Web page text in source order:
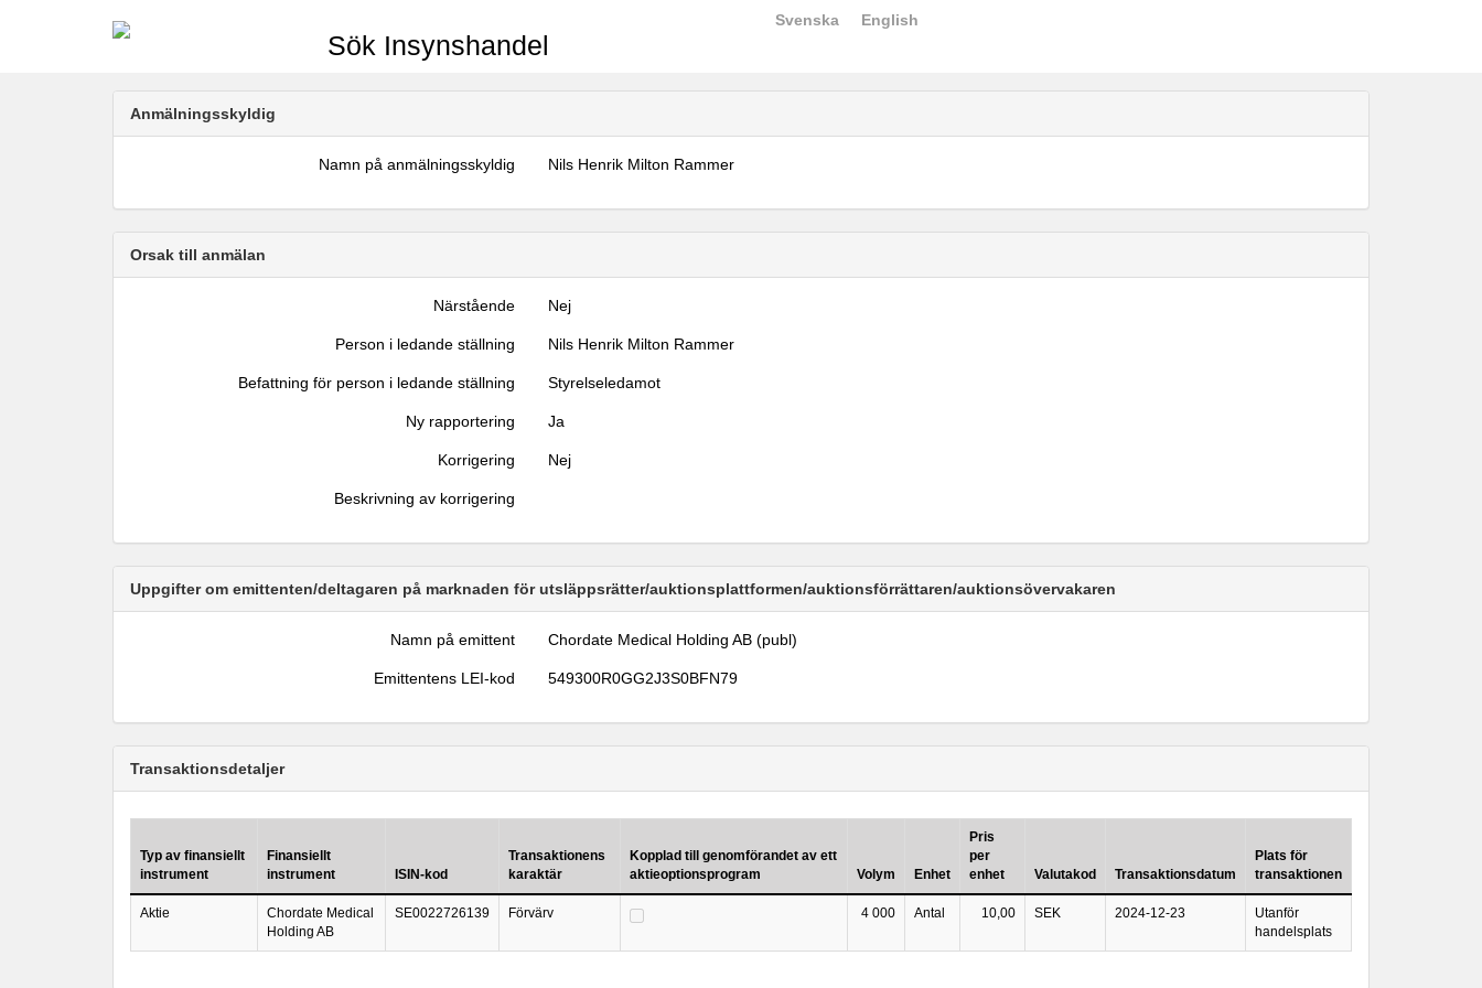
Sök Insynshandel
Svenska English
Anmälningsskyldig
Namn på anmälningsskyldig Nils Henrik Milton Rammer
Orsak till anmälan
Närstående Nej
Person i ledande ställning Nils Henrik Milton Rammer
Befattning för person i ledande ställning Styrelseledamot
Ny rapportering Ja
Korrigering Nej
Beskrivning av korrigering
Uppgifter om emittenten/deltagaren på marknaden för utsläppsrätter/auktionsplattformen/auktionsförrättaren/auktionsövervakaren
Namn på emittent Chordate Medical Holding AB (publ)
Emittentens LEI-kod 549300R0GG2J3S0BFN79
Transaktionsdetaljer
Typ av finansiellt
instrument
Finansiellt
instrument
ISIN-kod
Transaktionens
karaktär
Kopplad till genomförandet av ett
aktieoptionsprogram
Volym Enhet
Pris
per
enhet
Valutakod Transaktionsdatum
Plats för
transaktionen
Aktie
Chordate Medical
Holding AB
SE0022726139 Förvärv 4 000 Antal 10,00 SEK 2024-12-23
Utanför
handelsplats